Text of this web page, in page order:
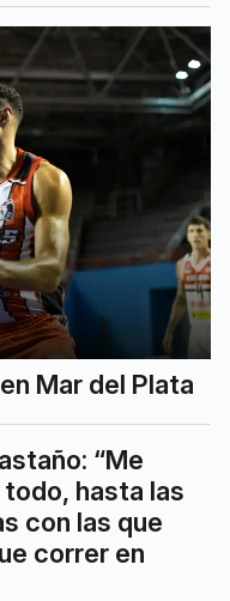
Mar del Plata
“Me
hasta las
con las que
correr en